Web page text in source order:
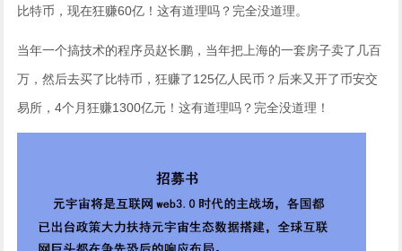
比特币，现在狂赚60亿！这有道理吗？完全没道理。
当年一个搞技术的程序员赵长鹏，当年把上海的一套房子卖了几百
万，然后去买了比特币，狂赚了125亿人民币？后来又开了币安交
易所，4个月狂赚1300亿元！这有道理吗？完全没道理！